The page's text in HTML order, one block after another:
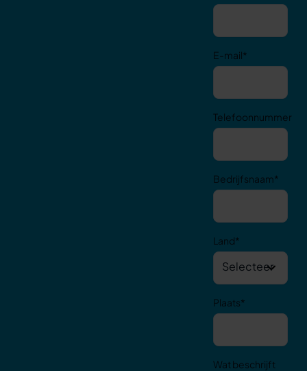
E-mail*
Telefoonnummer
Bedrijfsnaam*
Land*
Plaats*
Wat beschrijft